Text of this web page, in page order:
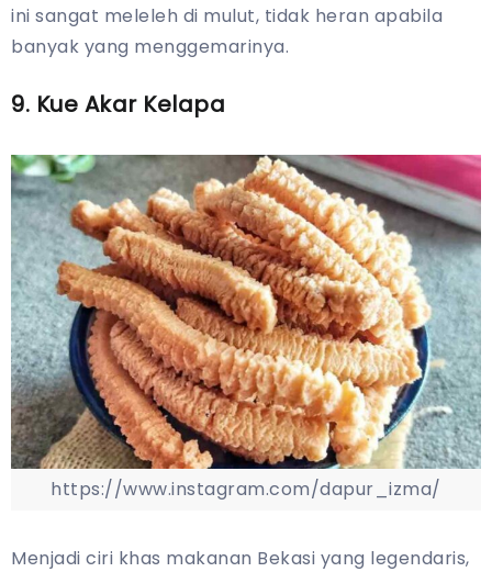
ini sangat meleleh di mulut, tidak heran apabila
banyak yang menggemarinya.
9. Kue Akar Kelapa
https://www.instagram.com/dapur_izma/
Menjadi ciri khas makanan Bekasi yang legendaris,